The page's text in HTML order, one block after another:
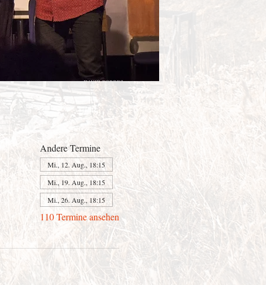
Andere Termine
Mi., 12. Aug., 18:15
Mi., 19. Aug., 18:15
Mi., 26. Aug., 18:15
110 Termine ansehen